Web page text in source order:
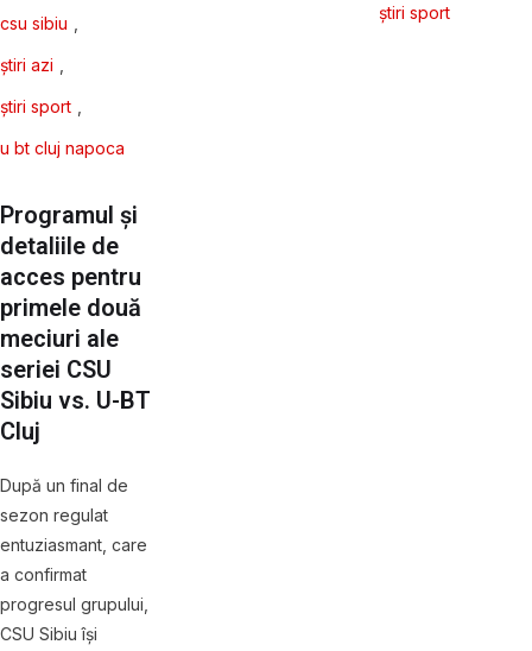
csu sibiu
știri azi
știri sport
u bt cluj napoca
știri sport
Programul și
detaliile de
acces pentru
primele două
meciuri ale
seriei CSU
Sibiu vs. U-BT
Cluj
După un final de
sezon regulat
entuziasmant, care
a confirmat
progresul grupului,
CSU Sibiu își